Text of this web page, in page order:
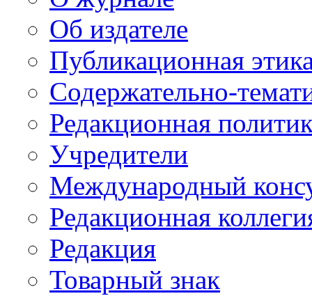
Об издателе
Публикационная
Содержательно-
Редакционная
Учредители
Международный
Редакционная
Редакция
Товарный знак